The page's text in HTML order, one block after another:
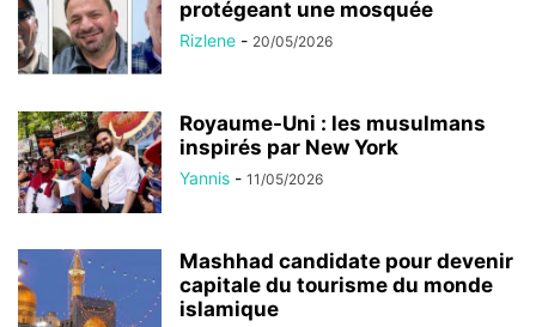
protégeant une mosquée
Rizlene - 20/05/2026
Royaume-Uni : les musulmans
inspirés par New York
Yannis - 11/05/2026
Mashhad candidate pour devenir
capitale du tourisme du monde
islamique